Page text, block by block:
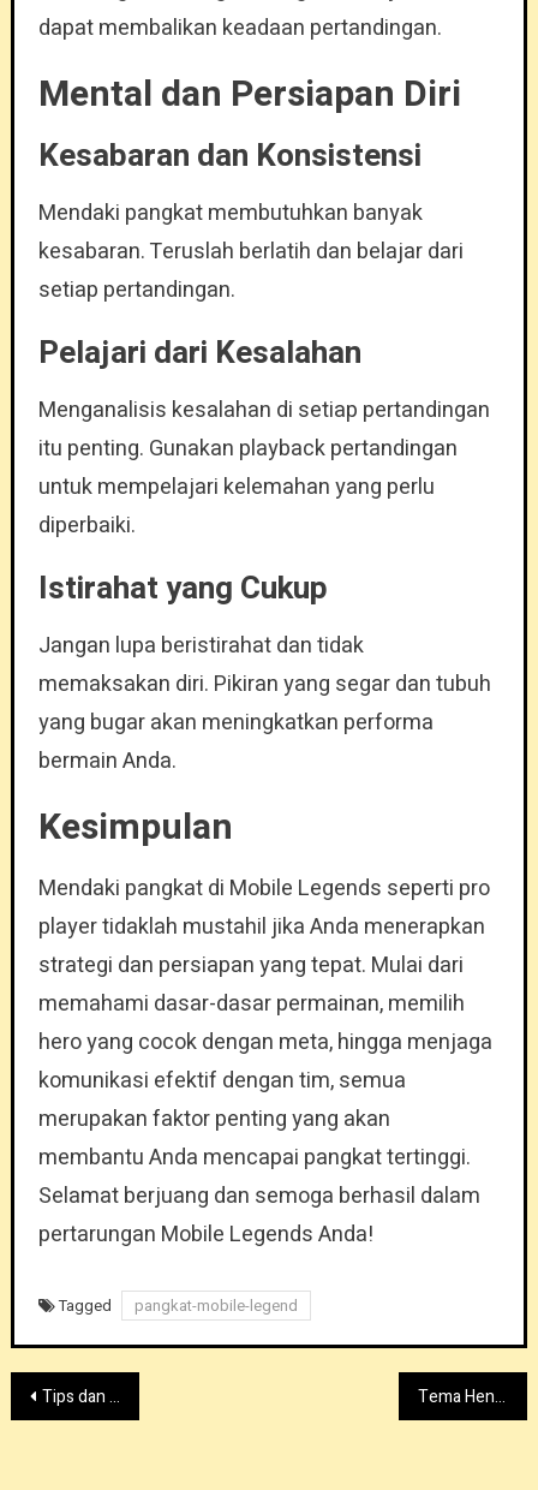
dapat membalikan keadaan pertandingan.
Mental dan Persiapan Diri
Kesabaran dan Konsistensi
Mendaki pangkat membutuhkan banyak
kesabaran. Teruslah berlatih dan belajar dari
setiap pertandingan.
Pelajari dari Kesalahan
Menganalisis kesalahan di setiap pertandingan
itu penting. Gunakan playback pertandingan
untuk mempelajari kelemahan yang perlu
diperbaiki.
Istirahat yang Cukup
Jangan lupa beristirahat dan tidak
memaksakan diri. Pikiran yang segar dan tubuh
yang bugar akan meningkatkan performa
bermain Anda.
Kesimpulan
Mendaki pangkat di Mobile Legends seperti pro
player tidaklah mustahil jika Anda menerapkan
strategi dan persiapan yang tepat. Mulai dari
memahami dasar-dasar permainan, memilih
hero yang cocok dengan meta, hingga menjaga
komunikasi efektif dengan tim, semua
merupakan faktor penting yang akan
membantu Anda mencapai pangkat tertinggi.
Selamat berjuang dan semoga berhasil dalam
pertarungan Mobile Legends Anda!
Tagged pangkat-mobile-legend
Post
Tips dan Trik untuk Memeriksa ID Anda di Legenda Seluler Tema Hentai dalam Legenda Seluler: Menjelajahi Dampak Budaya